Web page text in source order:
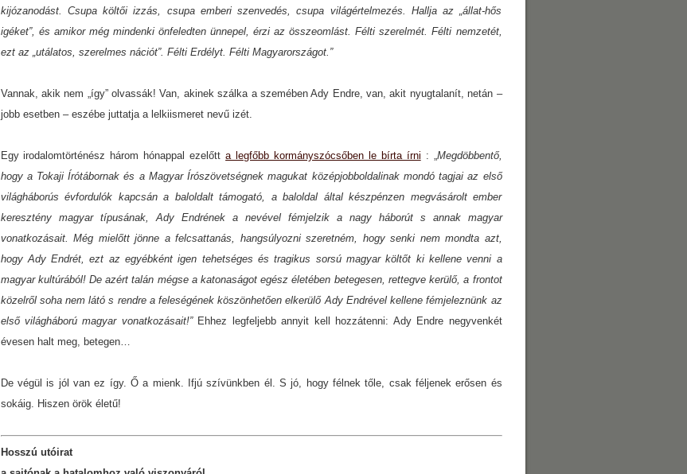
kijózanodást. Csupa költői izzás, csupa emberi szenvedés, csupa világértelmezés. Hallja az „állat-hős
igéket”, és amikor még mindenki önfeledten ünnepel, érzi az összeomlást. Félti szerelmét. Félti nemzetét,
ezt az „utálatos, szerelmes nációt”. Félti Erdélyt. Félti Magyarországot.”
Vannak, akik nem „így” olvassák! Van, akinek szálka a szemében Ady Endre, van, akit nyugtalanít, netán –
jobb esetben – eszébe juttatja a lelkiismeret nevű izét.
Egy irodalomtörténész három hónappal ezelőtta legfőbb kormányszócsőben le bírta írni : „Megdöbbentő,
hogy a Tokaji Írótábornak és a Magyar Írószövetségnek magukat középjobboldalinak mondó tagjai az első
világháborús évfordulók kapcsán a baloldalt támogató, a baloldal által készpénzen megvásárolt ember
keresztény magyar típusának, Ady Endrének a nevével fémjelzik a nagy háborút s annak magyar
vonatkozásait. Még mielőtt jönne a felcsattanás, hangsúlyozni szeretném, hogy senki nem mondta azt,
hogy Ady Endrét, ezt az egyébként igen tehetséges és tragikus sorsú magyar költőt ki kellene venni a
magyar kultúrából! De azért talán mégse a katonaságot egész életében betegesen, rettegve kerülő, a frontot
közelről soha nem látó s rendre a feleségének köszönhetően elkerülő Ady Endrével kellene fémjeleznünk az
első világháború magyar vonatkozásait!”Ehhez legfeljebb annyit kell hozzátenni: Ady Endre negyvenkét
évesen halt meg, betegen…
De végül is jól van ez így. Ő a mienk. Ifjú szívünkben él. S jó, hogy félnek tőle, csak féljenek erősen és
sokáig. Hiszen örök életű!
Hosszú utóirat